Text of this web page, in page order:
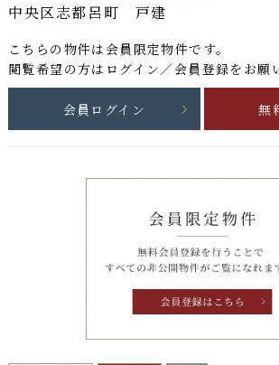
中央区志都呂町 戸建
こちらの物件は 会員限定物件です。
閲覧希望の方はログイン／会員登録をお願
会員ログイン 無